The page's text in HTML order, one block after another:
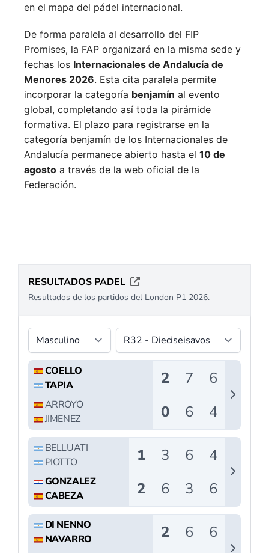
en el mapa del pádel internacional.
De forma paralela al desarrollo del FIP
Promises, la FAP organizará en la misma sede y
fechas los Internacionales de Andalucía de
Menores 2026. Esta cita paralela permite
incorporar la categoría benjamín al evento
global, completando así toda la pirámide
formativa. El plazo para registrarse en la
categoría benjamín de los Internacionales de
Andalucía permanece abierto hasta el 10 de
agosto a través de la web oficial de la
Federación.